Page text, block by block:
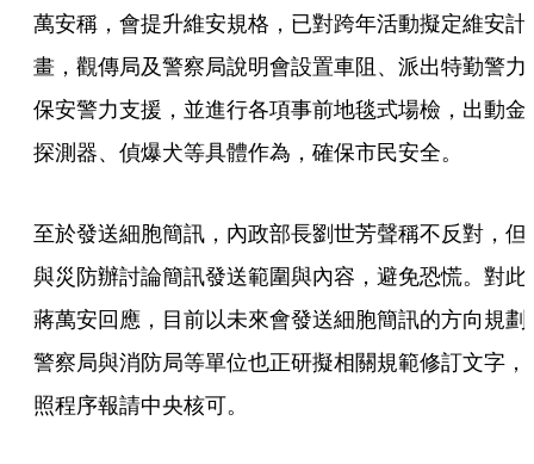
萬安稱，會提升維安規格，已對跨年活動擬定維安計
畫，觀傳局及警察局說明會設置車阻、派出特勤警力
保安警力支援，並進行各項事前地毯式場檢，出動金
探測器、偵爆犬等具體作為，確保市民安全。
至於發送細胞簡訊，內政部長劉世芳聲稱不反對，但
與災防辦討論簡訊發送範圍與內容，避免恐慌。對此
蔣萬安回應，目前以未來會發送細胞簡訊的方向規劃
警察局與消防局等單位也正研擬相關規範修訂文字，
照程序報請中央核可。